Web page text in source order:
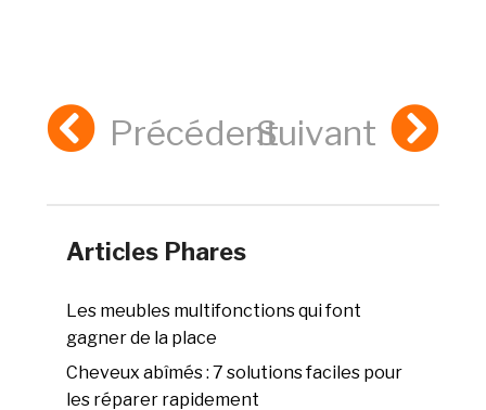
PrécédentSuivant
Articles Phares
Les meubles multifonctions qui font
gagner de la place
Cheveux abîmés : 7 solutions faciles pour
les réparer rapidement